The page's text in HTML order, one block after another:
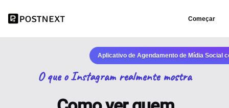
Começar
Aplicativo de Agendamento de Mídia Social
O que o Instagram realmente mostra